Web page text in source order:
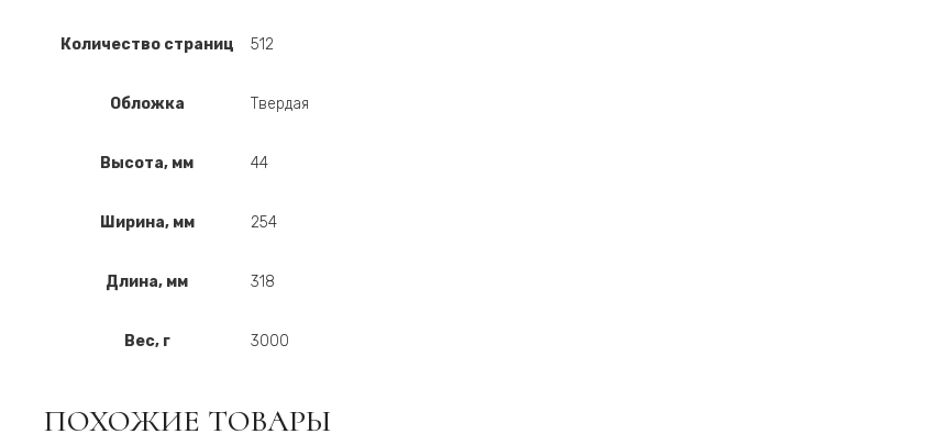
Количество страниц 512
Обложка Твердая
Высота, мм 44
Ширина, мм 254
Длина, мм 318
Вес, г 3000
ПОХОЖИЕ ТОВАРЫ